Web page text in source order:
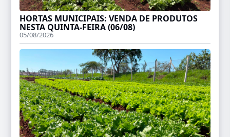
HORTAS MUNICIPAIS: VENDA DE PRODUTOS
NESTA QUINTA-FEIRA (06/08)
05/08/2026